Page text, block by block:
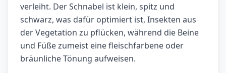
verleiht. Der Schnabel ist klein, spitz und
schwarz, was dafür optimiert ist, Insekten aus
der Vegetation zu pflücken, während die Beine
und Füße zumeist eine fleischfarbene oder
bräunliche Tönung aufweisen.